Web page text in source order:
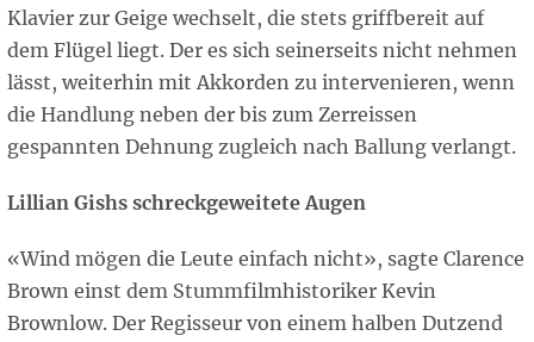
Klavier zur Geige wechselt, die stets griffbereit auf
dem Flügel liegt. Der es sich seinerseits nicht nehmen
lässt, weiterhin mit Akkorden zu intervenieren, wenn
die Handlung neben der bis zum Zerreissen
gespannten Dehnung zugleich nach Ballung verlangt.
Lillian Gishs schreckgeweitete Augen
«Wind mögen die Leute einfach nicht», sagte Clarence
Brown einst dem Stummfilmhistoriker Kevin
Brownlow. Der Regisseur von einem halben Dutzend